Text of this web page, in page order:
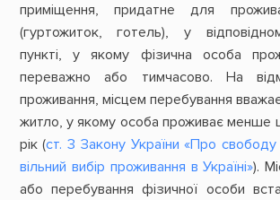
приміщення, придатне для
(гуртожиток, готель), у
пункті, у якому фізична особа
переважно або тимчасово. На
проживання, місцем перебування
житло, у якому особа проживає менше
рік (ст. 3 Закону України «Про
вільний вибір проживання в Україні»).
або перебування фізичної особи